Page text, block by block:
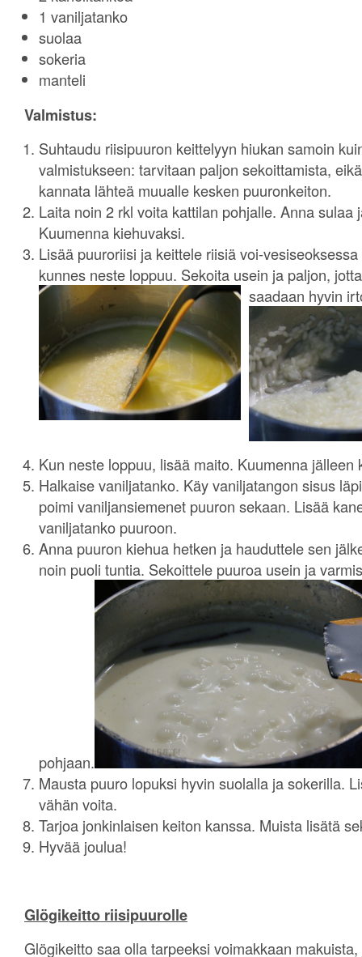
1 vaniljatanko
suolaa
sokeria
manteli
Valmistus:
Suhtaudu riisipuuron keittelyyn hiukan samoin
valmistukseen: tarvitaan paljon sekoittamista,
kannata lähteä muualle kesken puuronkeiton.
Laita noin 2 rkl voita kattilan pohjalle. Anna sulaa
Kuumenna kiehuvaksi.
Lisää puuroriisi ja keittele riisiä voi-
kunnes neste loppuu. Sekoita usein ja paljon,
saadaan hyvin
Kun neste loppuu, lisää maito. Kuumenna jälleen
Halkaise vaniljatanko. Käy vaniljatangon sisus
poimi vaniljansiemenet puuron sekaan. Lisää
vaniljatanko puuroon.
Anna puuron kiehua hetken ja hauduttele sen
noin puoli tuntia. Sekoittele puuroa usein ja
pohjaan.
Mausta puuro lopuksi hyvin suolalla ja sokerilla.
vähän voita.
Tarjoa jonkinlaisen keiton kanssa. Muista lisätä
Hyvää joulua!
Glögikeitto riisipuurolle
Glögikeitto saa olla tarpeeksi voimakkaan